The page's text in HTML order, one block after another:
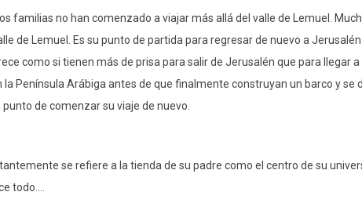
familias no han comenzado a viajar más allá del valle de Lemuel.
de Lemuel. Es su punto de partida para regresar de nuevo a Jerusalén
como si tienen más de prisa para salir de Jerusalén que para llegar
la Península Arábiga antes de que finalmente construyan un barco y se
de comenzar su viaje de nuevo.
se refiere a la tienda de su padre como el centro de su
todo....